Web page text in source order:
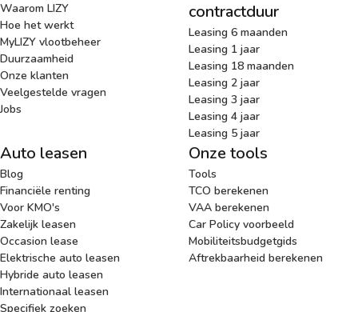
Waarom LIZY
Hoe het werkt
MyLIZY vlootbeheer
Duurzaamheid
Onze klanten
Veelgestelde vragen
Jobs
contractduur
Leasing 6 maanden
Leasing 1 jaar
Leasing 18 maanden
Leasing 2 jaar
Leasing 3 jaar
Leasing 4 jaar
Leasing 5 jaar
Auto leasen
Blog
Financiële renting
Voor KMO's
Zakelijk leasen
Occasion lease
Elektrische auto leasen
Hybride auto leasen
Internationaal leasen
Specifiek zoeken
Onze tools
Tools
TCO berekenen
VAA berekenen
Car Policy voorbeeld
Mobiliteitsbudgetgids
Aftrekbaarheid berekenen